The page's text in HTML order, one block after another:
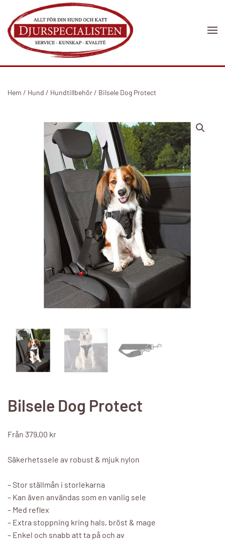
Skip to main content
Hem / Hund / Hundtillbehör / Bilsele Dog Protect
Bilsele Dog Protect
Från 379,00 kr
Säkerhetssele av robust & mjuk nylon
– Stor ställmån i storlekarna
– Kan även användas som en vanlig sele
– Med reflex
– Extra stoppning kring hals, bröst & mage
– Enkel och snabb att ta på och av